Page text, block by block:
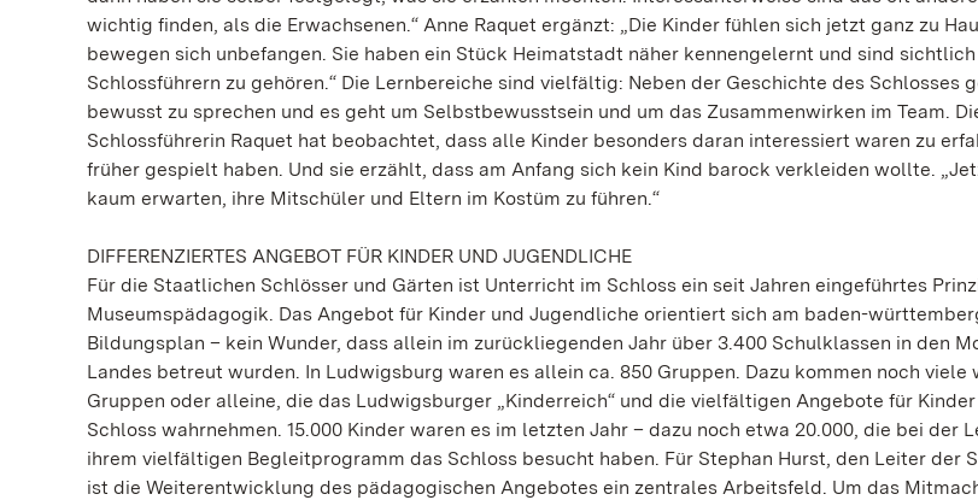
wichtig finden, als die Erwachsenen.“ Anne Raquet ergänzt: „Die Kinder fühlen sich jetzt ganz zu
bewegen sich unbefangen. Sie haben ein Stück Heimatstadt näher kennengelernt und sind
Schlossführern zu gehören.“ Die Lernbereiche sind vielfältig: Neben der Geschichte des Schlosses
bewusst zu sprechen und es geht um Selbstbewusstsein und um das Zusammenwirken im Team.
Schlossführerin Raquet hat beobachtet, dass alle Kinder besonders daran interessiert waren zu
früher gespielt haben. Und sie erzählt, dass am Anfang sich kein Kind barock verkleiden wollte.
kaum erwarten, ihre Mitschüler und Eltern im Kostüm zu führen.“
DIFFERENZIERTES ANGEBOT FÜR KINDER UND JUGENDLICHE
Für die Staatlichen Schlösser und Gärten ist Unterricht im Schloss ein seit Jahren eingeführtes
Museumspädagogik. Das Angebot für Kinder und Jugendliche orientiert sich am baden-
Bildungsplan – kein Wunder, dass allein im zurückliegenden Jahr über 3.400 Schulklassen in den
Landes betreut wurden. In Ludwigsburg waren es allein ca. 850 Gruppen. Dazu kommen noch viele
Gruppen oder alleine, die das Ludwigsburger „Kinderreich“ und die vielfältigen Angebote für
Schloss wahrnehmen. 15.000 Kinder waren es im letzten Jahr – dazu noch etwa 20.000, die bei der
ihrem vielfältigen Begleitprogramm das Schloss besucht haben. Für Stephan Hurst, den Leiter der
ist die Weiterentwicklung des pädagogischen Angebotes ein zentrales Arbeitsfeld. Um das